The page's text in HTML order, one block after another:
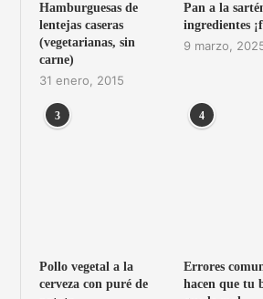
Hamburguesas de
lentejas caseras
(vegetarianas, sin
carne)
31 enero, 2015
Pan a la
ingredientes
9 marzo,
3
Pollo vegetal a la
cerveza con puré de
4
Errores
hacen que tu